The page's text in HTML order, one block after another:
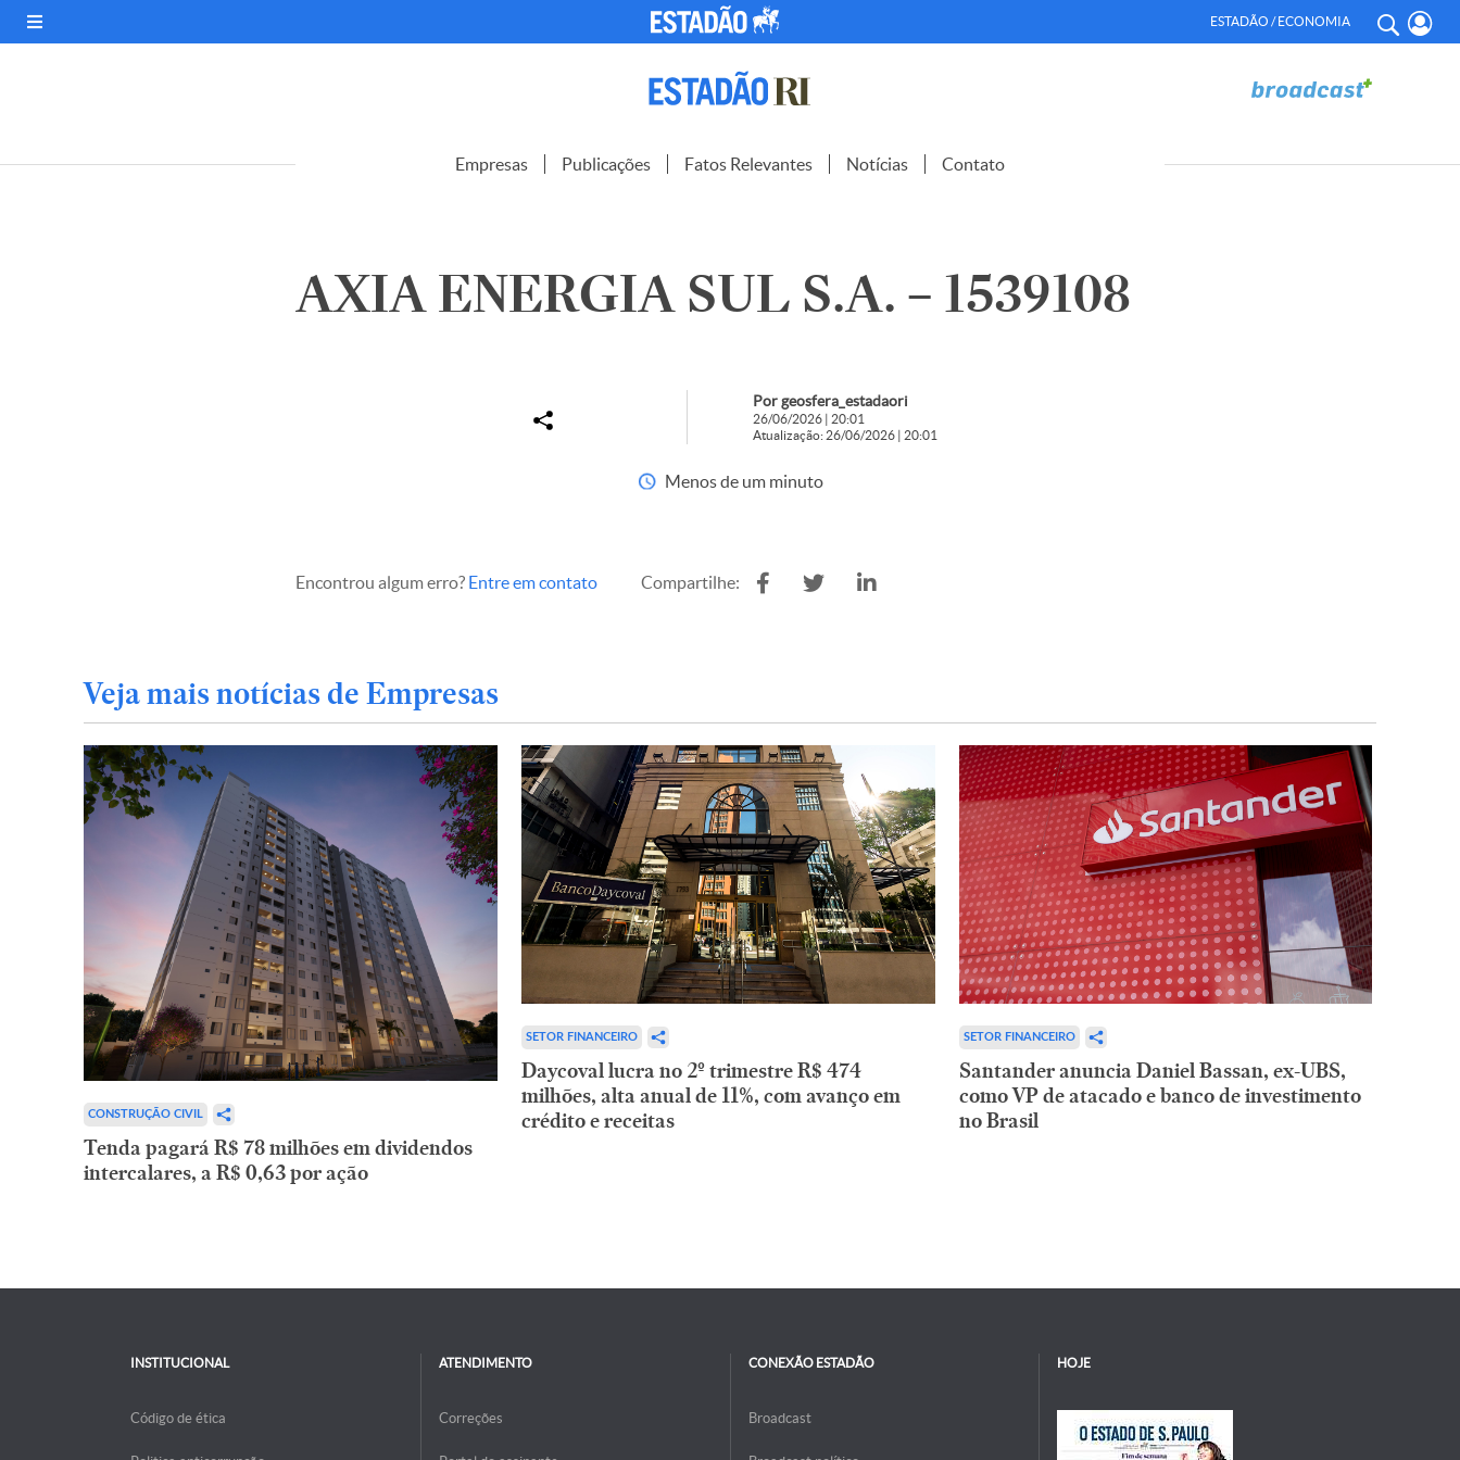
ESTADÃO / ECONOMIA
Empresas Publicações Fatos Relevantes Notícias Contato
AXIA ENERGIA SUL S.A. – 1539108
Por geosfera_estadaori
26/06/2026 | 20:01
Atualização: 26/06/2026 | 20:01
Menos de um minuto
Encontrou algum erro? Entre em contato Compartilhe:
Veja mais notícias de Empresas
CONSTRUÇÃO CIVIL
Tenda pagará R$ 78 milhões em dividendos
intercalares, a R$ 0,63 por ação
SETOR FINANCEIRO
Daycoval lucra no 2º trimestre R$ 474
milhões, alta anual de 11%, com avanço em
crédito e receitas
SETOR FINANCEIRO
Santander anuncia Daniel Bassan, ex-UBS,
como VP de atacado e banco de investimento
no Brasil
INSTITUCIONAL
Código de ética
ATENDIMENTO
Correções
CONEXÃO ESTADÃO
Broadcast
HOJE